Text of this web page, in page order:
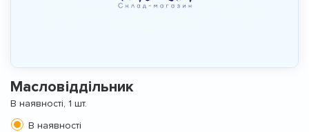
Масловіддільник
В наявності, 1 шт.
В наявності